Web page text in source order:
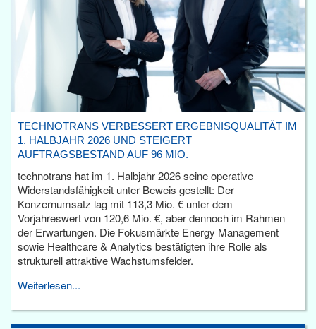
TECHNOTRANS VERBESSERT ERGEBNISQUALITÄT IM
1. HALBJAHR 2026 UND STEIGERT
AUFTRAGSBESTAND AUF 96 MIO.
technotrans hat im 1. Halbjahr 2026 seine operative
Widerstandsfähigkeit unter Beweis gestellt: Der
Konzernumsatz lag mit 113,3 Mio. € unter dem
Vorjahreswert von 120,6 Mio. €, aber dennoch im Rahmen
der Erwartungen. Die Fokusmärkte Energy Management
sowie Healthcare & Analytics bestätigten ihre Rolle als
strukturell attraktive Wachstumsfelder.
Weiterlesen...